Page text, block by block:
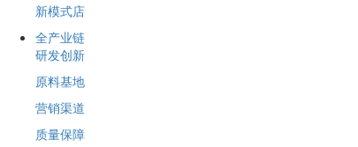
新模式店
全产业链
研发创新
原料基地
营销渠道
质量保障